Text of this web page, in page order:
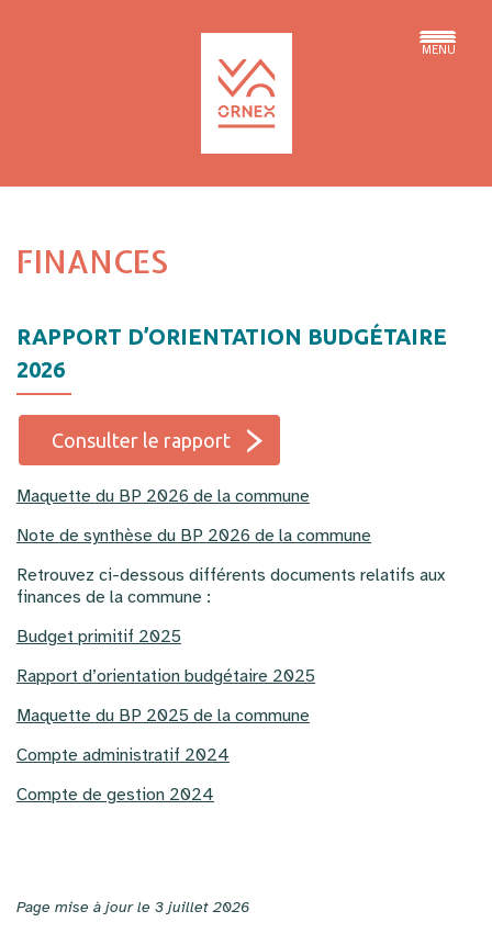
MENU
FINANCES
RAPPORT D’ORIENTATION BUDGÉTAIRE
2026
Consulter le rapport
Maquette du BP 2026 de la commune
Note de synthèse du BP 2026 de la commune
Retrouvez ci-dessous différents documents relatifs aux
finances de la commune :
Budget primitif 2025
Rapport d’orientation budgétaire 2025
Maquette du BP 2025 de la commune
Compte administratif 2024
Compte de gestion 2024
Page mise à jour le 3 juillet 2026